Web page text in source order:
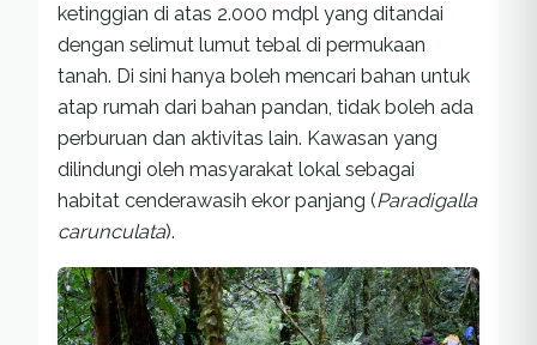
ketinggian di atas 2.000 mdpl yang ditandai
dengan selimut lumut tebal di permukaan
tanah. Di sini hanya boleh mencari bahan untuk
atap rumah dari bahan pandan, tidak boleh ada
perburuan dan aktivitas lain. Kawasan yang
dilindungi oleh masyarakat lokal sebagai
habitat cenderawasih ekor panjang (Paradigalla
carunculata).